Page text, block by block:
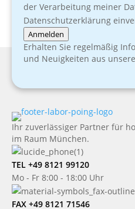
der Verarbeitung meiner
Datenschutzerklärung
Anmelden
Erhalten Sie regelmäßig
und Neuigkeiten aus
Ihr zuverlässiger Partner für
im Raum München.
TEL +49 8121 99120
Mo - Fr 8:00 - 18:00 Uhr
FAX +49 8121 71546